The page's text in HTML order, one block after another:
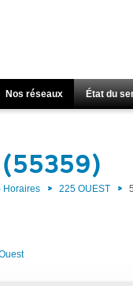
Nos réseaux État du
Horaires 225 OUEST